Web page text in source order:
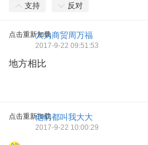
支持 反对
点击重新加载大为商贸周万福
2017-9-22 09:51:53
地方相比
点击重新加载他们都叫我大大
2017-9-22 10:00:29